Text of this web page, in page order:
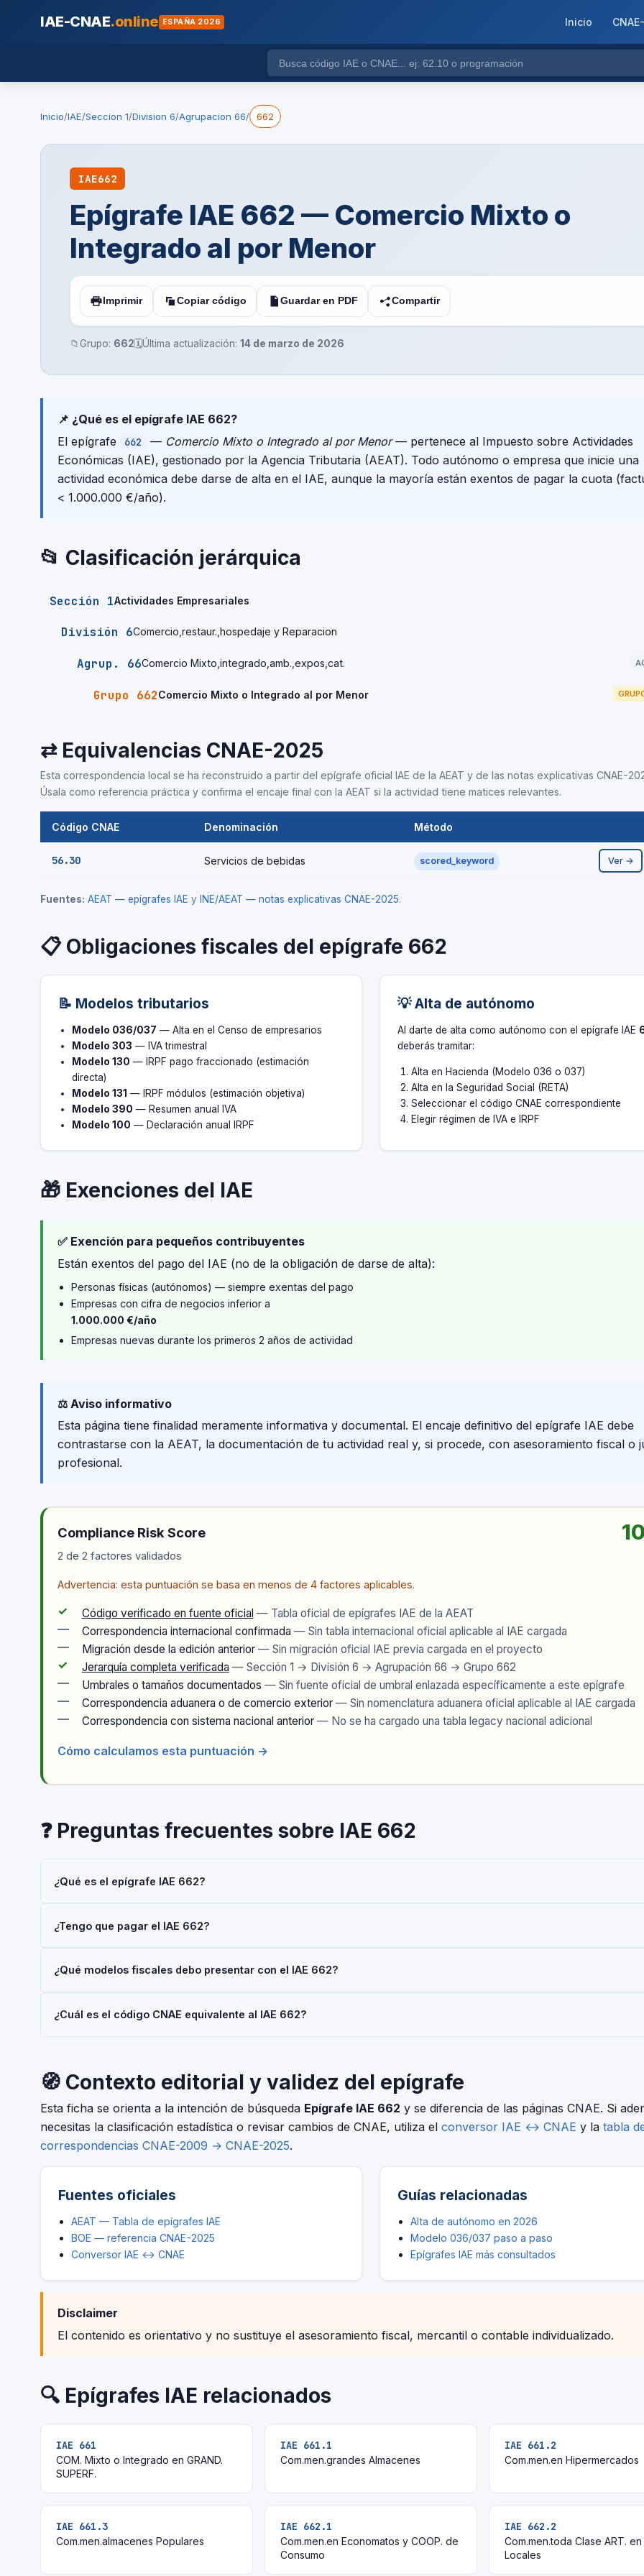
IAE-CNAE.online ESPAÑA 2026 Inicio
Inicio/IAE/Seccion 1/Division 6/Agrupacion 66/ 662
IAE662
Epígrafe IAE 662 — Comercio Mixto o
Integrado al por Menor
Imprimir Copiar código Guardar en PDF Compartir
📁 Grupo: 662🗓️Última actualización: 14 de marzo de 2026
📌 ¿Qué es el epígrafe IAE 662?
El epígrafe
662 — Comercio Mixto o Integrado al por Menor— pertenece al Impuesto sobre Actividades
Económicas (IAE), gestionado por la Agencia Tributaria (AEAT). Todo autónomo o empresa que inicie una
actividad económica debe darse de alta en el IAE, aunque la mayoría están exentos de pagar la cuota
< 1.000.000 €/año).
📂 Clasificación jerárquica
Sección 1Actividades Empresariales
División 6Comercio,restaur.,hospedaje y Reparacion
Agrup. 66Comercio Mixto,integrado,amb.,expos,cat.
Grupo 662Comercio Mixto o Integrado al por Menor
⇄ Equivalencias CNAE-2025
Esta correspondencia local se ha reconstruido a partir del epígrafe oficial IAE de la AEAT y de las notas explicativas CNAE-
Úsala como referencia práctica y confirma el encaje final con la AEAT si la actividad tiene matices relevantes.
Código CNAE Denominación Método
56.30 Servicios de bebidas scored_keyword Ver →
Fuentes: AEAT — epígrafes IAE y INE/AEAT — notas explicativas CNAE-2025.
📋 Obligaciones fiscales del epígrafe 662
📝 Modelos tributarios
Modelo 036/037 — Alta en el Censo de empresarios
Modelo 303 — IVA trimestral
Modelo 130 — IRPF pago fraccionado (estimación
directa)
Modelo 131 — IRPF módulos (estimación objetiva)
Modelo 390 — Resumen anual IVA
Modelo 100 — Declaración anual IRPF
💡 Alta de autónomo
Al darte de alta como autónomo con el epígrafe IAE
deberás tramitar:
Alta en Hacienda (Modelo 036 o 037)
Alta en la Seguridad Social (RETA)
Seleccionar el código CNAE correspondiente
Elegir régimen de IVA e IRPF
🎁 Exenciones del IAE
✅ Exención para pequeños contribuyentes
Están exentos del pago del IAE (no de la obligación de darse de alta):
Personas físicas (autónomos) — siempre exentas del pago
Empresas con cifra de negocios inferior a
1.000.000 €/año
Empresas nuevas durante los primeros 2 años de actividad
⚖️ Aviso informativo
Esta página tiene finalidad meramente informativa y documental. El encaje definitivo del epígrafe IAE debe
contrastarse con la AEAT, la documentación de tu actividad real y, si procede, con asesoramiento fiscal o
profesional.
Compliance Risk Score
2 de 2 factores validados
Advertencia: esta puntuación se basa en menos de 4 factores aplicables.
✓ Código verificado en fuente oficial — Tabla oficial de epígrafes IAE de la AEAT
— Correspondencia internacional confirmada — Sin tabla internacional oficial aplicable al IAE cargada
— Migración desde la edición anterior — Sin migración oficial IAE previa cargada en el proyecto
✓ Jerarquía completa verificada — Sección 1 → División 6 → Agrupación 66 → Grupo 662
— Umbrales o tamaños documentados — Sin fuente oficial de umbral enlazada específicamente a este epígrafe
— Correspondencia aduanera o de comercio exterior — Sin nomenclatura aduanera oficial aplicable al IAE cargada
— Correspondencia con sistema nacional anterior — No se ha cargado una tabla legacy nacional adicional
Cómo calculamos esta puntuación →
❓ Preguntas frecuentes sobre IAE 662
¿Qué es el epígrafe IAE 662?
Actividades Económicas (IAE), gestionado por la AEAT. Toda empresa o autónomo que realice esta actividad debe darse de
¿Tengo que pagar el IAE 662?
€/año también están exentas. No obstante, el alta en el IAE es obligatoria para todos al iniciar la actividad económica.
¿Qué modelos fiscales debo presentar con el IAE 662?
Consulta con tu asesor fiscal para tu situación concreta.
¿Cuál es el código CNAE equivalente al IAE 662?
🧭 Contexto editorial y validez del epígrafe
Esta ficha se orienta a la intención de búsqueda Epígrafe IAE 662 y se diferencia de las páginas CNAE. Si
necesitas la clasificación estadística o revisar cambios de CNAE, utiliza el conversor IAE ↔ CNAE y la tabla
correspondencias CNAE-2009 → CNAE-2025.
Fuentes oficiales
AEAT — Tabla de epígrafes IAE
BOE — referencia CNAE-2025
Conversor IAE ↔ CNAE
Guías relacionadas
Alta de autónomo en 2026
Modelo 036/037 paso a paso
Epígrafes IAE más consultados
Disclaimer
El contenido es orientativo y no sustituye el asesoramiento fiscal, mercantil o contable individualizado.
🔍 Epígrafes IAE relacionados
IAE 661
COM. Mixto o Integrado en GRAND.
SUPERF.
IAE 661.1
Com.men.grandes Almacenes
IAE 661.2
Com.men.en Hipermercados
IAE 661.3
Com.men.almacenes Populares
IAE 662.1
Com.men.en Economatos y COOP. de
Consumo
IAE 662.2
Com.men.toda Clase ART.
Locales